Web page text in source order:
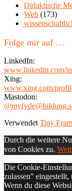
Didaktische
Web (173)
Folge mir auf …
LinkedIn:
www.linkedin.com/
Xing:
www.xing.com/
Mastodon:
Footer
Inhalt
Verwendet Tiny
Durch die weitere
von Cookies zu.
Die Cookie-
zulassen" eingestellt,
Wenn du diese